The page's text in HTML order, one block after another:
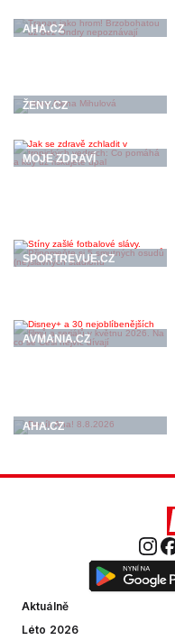
AHA.CZ
ŽENY.CZ
MOJE ZDRAVÍ
SPORTREVUE.CZ
AVMANIA.CZ
AHA.CZ
Aktuálně
Léto 2026